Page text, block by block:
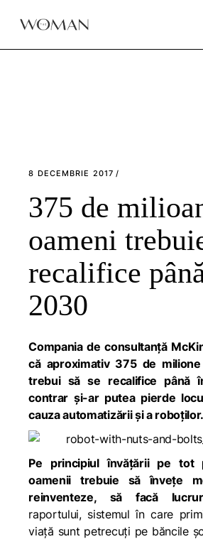
8 DECEMBRIE 2017
375 de
oameni
recalifice
2030
Compania de consultanță
că aproximativ 375 de
trebui să se recalifice până
contrar şi-ar putea pierde
cauza automatizării şi a roboţilor.
Pe principiul învățării pe tot
oamenii trebuie să înveţe
reinventeze, să facă
raportului, sistemul în care
viață sunt petrecuți pe băncile